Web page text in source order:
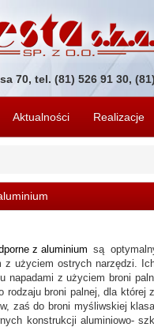
70, tel. (81) 526 91 30,
Aktualności Realizacje
z aluminium są
z użyciem ostrych narzędzi.
napadami z użyciem broni
rodzaju broni palnej, dla
zaś do broni myśliwskiej
konstrukcji aluminiowo-